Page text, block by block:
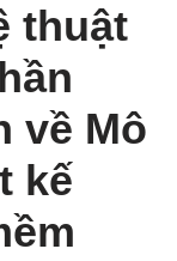
thuật
về Mô
kế